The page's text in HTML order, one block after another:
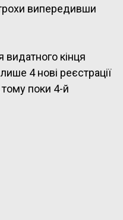
трохи випередивши
видатного кінця
4 нові реєстрації
поки 4-й